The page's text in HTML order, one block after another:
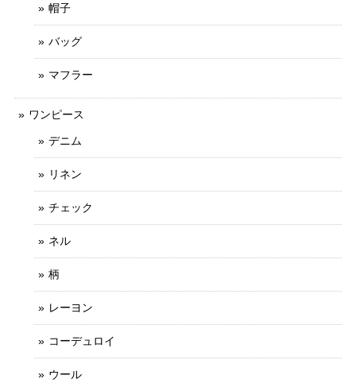
帽子
バッグ
マフラー
ワンピース
デニム
リネン
チェック
ネル
柄
レーヨン
コーデュロイ
ウール